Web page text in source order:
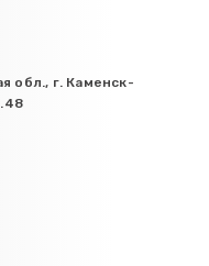
обл., г. Каменск-